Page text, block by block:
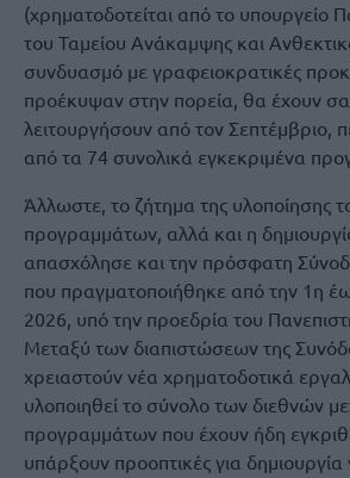
(χρηματοδοτείται από το υπουργείο
του Ταμείου Ανάκαμψης και
συνδυασμό με γραφειοκρατικές
προέκυψαν στην πορεία, θα έχουν
λειτουργήσουν από τον Σεπτέμβριο,
από τα 74 συνολικά εγκεκριμένα
Άλλωστε, το ζήτημα της υλοποίησης
προγραμμάτων, αλλά και η
απασχόλησε και την πρόσφατη
που πραγματοποιήθηκε από την 1η
2026, υπό την προεδρία του
Μεταξύ των διαπιστώσεων της
χρειαστούν νέα χρηματοδοτικά
υλοποιηθεί το σύνολο των διεθνών
προγραμμάτων που έχουν ήδη
υπάρξουν προοπτικές για